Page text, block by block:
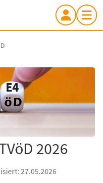
2026
27.05.2026